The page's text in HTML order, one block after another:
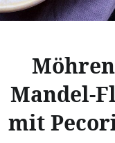
Mandel-
mit